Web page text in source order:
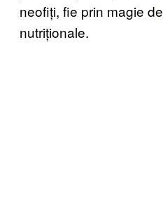
neofiți, fie prin magie de
nutriționale.